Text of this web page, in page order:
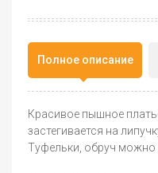
Полное описание
Красивое пышное
застегивается на
Туфельки, обруч можно